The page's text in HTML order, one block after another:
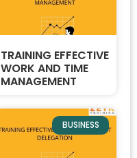
TRAINING EFFECTIVE
WORK AND TIME
MANAGEMENT
BUSINESS